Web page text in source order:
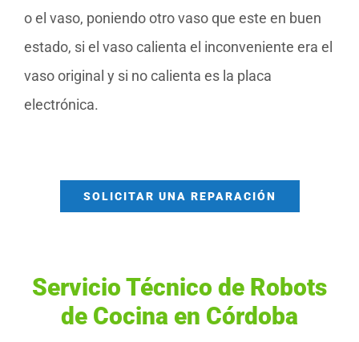
o el vaso, poniendo otro vaso que este en buen
estado, si el vaso calienta el inconveniente era el
vaso original y si no calienta es la placa
electrónica.
SOLICITAR UNA REPARACIÓN
Servicio Técnico de Robots
de Cocina en Córdoba